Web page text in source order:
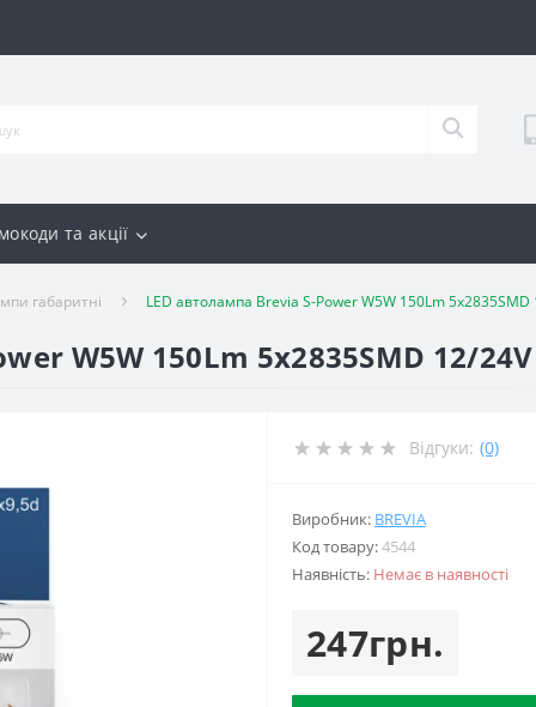
та акції
габаритні LED автолампа Brevia S-Power W5W 150Lm
W5W 150Lm 5x2835SMD 12/
Відгуки: (0)
Виробник: BREVIA
Код товару:4544
Наявність: Немає в наявності
247грн.